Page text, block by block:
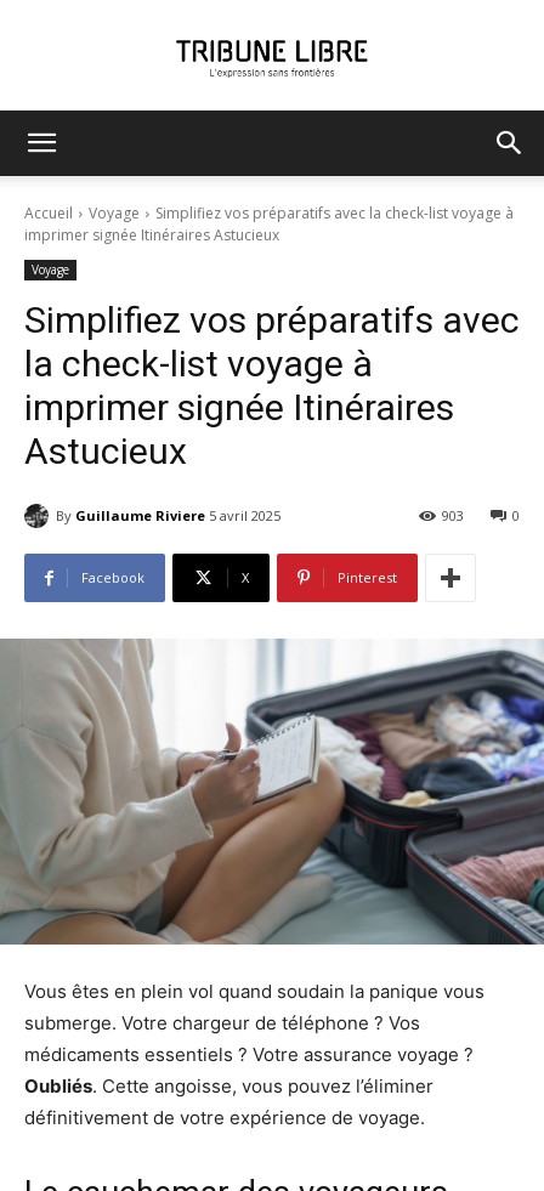
Accueil Voyage
Simplifiez vos préparatifs avec la check-list voyage à
imprimer signée Itinéraires Astucieux
Voyage
Simplifiez vos préparatifs avec
la check-list voyage à
imprimer signée Itinéraires
Astucieux
By Guillaume Riviere 5 avril 2025 0
903
Facebook X Pinterest
Vous êtes en plein vol quand soudain la panique vous
submerge. Votre chargeur de téléphone ? Vos
médicaments essentiels ? Votre assurance voyage ?
Oubliés. Cette angoisse, vous pouvez l’éliminer
définitivement de votre expérience de voyage.